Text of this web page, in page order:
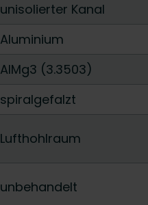
unisolierter Kanal
Aluminium
AlMg3 (3.3503)
spiralgefalzt
Lufthohlraum
unbehandelt